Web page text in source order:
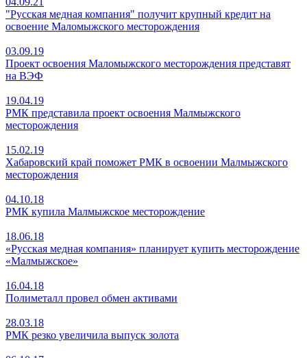
"Русская медная компания" получит крупный кредит на
освоение Маломыжского месторождения
03.09.19
Проект освоения Маломыжского месторождения представят
на ВЭФ
19.04.19
РМК представила проект освоения Малмыжского
месторождения
15.02.19
Хабаровский край поможет РМК в освоении Малмыжского
месторождения
04.10.18
РМК купила Малмыжское месторождение
18.06.18
«Русская медная компания» планирует купить месторождение
«Малмыжское»
16.04.18
Полиметалл провел обмен активами
28.03.18
РМК резко увеличила выпуск золота